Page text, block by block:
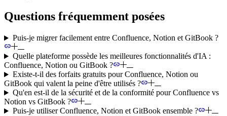
Questions fréquemment posées
Puis-je migrer facilement entre Confluence, Notion et GitBook ?
Quelle plateforme possède les meilleures fonctionnalités d'IA :
Confluence, Notion ou GitBook ?
Existe-t-il des forfaits gratuits pour Confluence, Notion ou
GitBook qui valent la peine d'être utilisés ?
Qu'en est-il de la sécurité et de la conformité pour Confluence vs
Notion vs GitBook ?
Puis-je utiliser Confluence, Notion et GitBook ensemble ?